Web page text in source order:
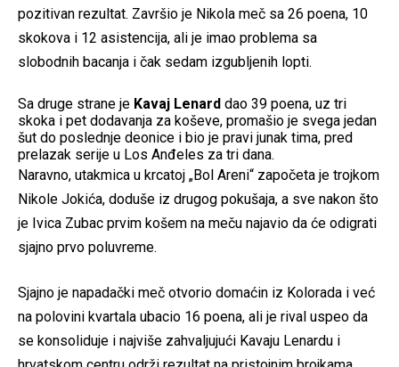
pozitivan rezultat. Završio je Nikola meč sa 26 poena, 10
skokova i 12 asistencija, ali je imao problema sa
slobodnih bacanja i čak sedam izgubljenih lopti.
Sa druge strane je Kavaj Lenard dao 39 poena, uz tri
skoka i pet dodavanja za koševe, promašio je svega jedan
šut do poslednje deonice i bio je pravi junak tima, pred
prelazak serije u Los Anđeles za tri dana.
Naravno, utakmica u krcatoj „Bol Areni“ započeta je trojkom
Nikole Jokića, doduše iz drugog pokušaja, a sve nakon što
je Ivica Zubac prvim košem na meču najavio da će odigrati
sjajno prvo poluvreme.
Sjajno je napadački meč otvorio domaćin iz Kolorada i već
na polovini kvartala ubacio 16 poena, ali je rival uspeo da
se konsoliduje i najviše zahvaljujući Kavaju Lenardu i